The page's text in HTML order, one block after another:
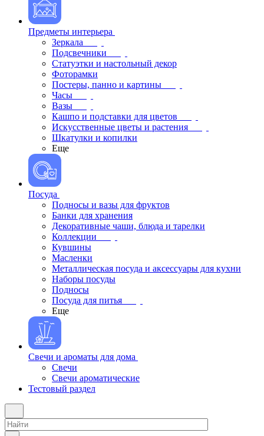
Предметы интерьера
Зеркала
Подсвечники
Статуэтки и настольный декор
Фоторамки
Постеры, панно и картины
Часы
Вазы
Кашпо и подставки для цветов
Искусственные цветы и растения
Шкатулки и копилки
Еще
Посуда
Подносы и вазы для фруктов
Банки для хранения
Декоративные чаши, блюда и тарелки
Коллекции
Кувшины
Масленки
Металлическая посуда и аксессуары для кухни
Наборы посуды
Подносы
Посуда для питья
Еще
Свечи и ароматы для дома
Свечи
Свечи ароматические
Тестовый раздел